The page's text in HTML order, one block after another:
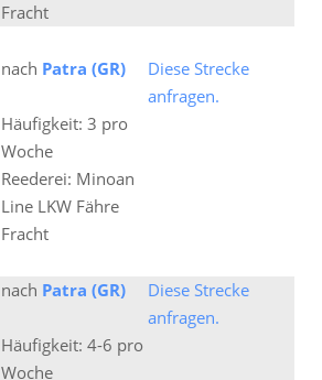
Fracht
nach Patra (GR)
Diese Strecke
anfragen.
Häufigkeit: 3 pro
Woche
Reederei: Minoan
Line LKW Fähre
Fracht
nach Patra (GR)
Diese Strecke
anfragen.
Häufigkeit: 4-6 pro
Woche